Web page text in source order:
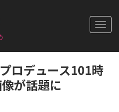
ロデュース101時
が話題に